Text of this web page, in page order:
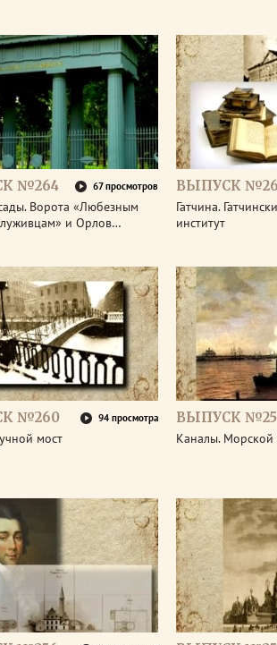
№264 67 просмотров
Ворота «Любезным
и Орлов…
ВЫПУСК
Гатчина.
институт
№260 94 просмотра
мост
ВЫПУСК
Каналы. Морской